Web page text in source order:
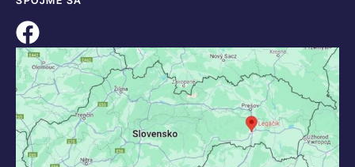
KONTAKT
+421 55 622 23 18
+421 907 919 608
legacik@legacik.sk